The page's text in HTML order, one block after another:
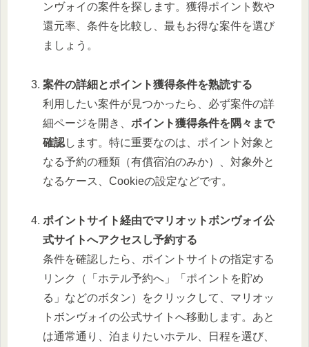
ンヴォイの案件を探します。獲得ポイント数や
還元率、条件を比較し、最もお得な案件を選び
ましょう。
案件の詳細とポイント獲得条件を熟読する
利用したい案件が見つかったら、必ず案件の詳
細ページを開き、ポイント獲得条件を隅々まで
確認します。特に重要なのは、ポイント対象と
なる予約の種類（有償宿泊のみか）、対象外と
なるケース、Cookieの設定などです。
ポイントサイト経由でマリオットボンヴォイ公
式サイトへアクセスし予約する
条件を確認したら、ポイントサイトの指定する
リンク（「ホテル予約へ」「ポイントを貯め
る」などのボタン）をクリックして、マリオッ
トボンヴォイの公式サイトへ移動します。あと
は通常通り、泊まりたいホテル、日程を選び、